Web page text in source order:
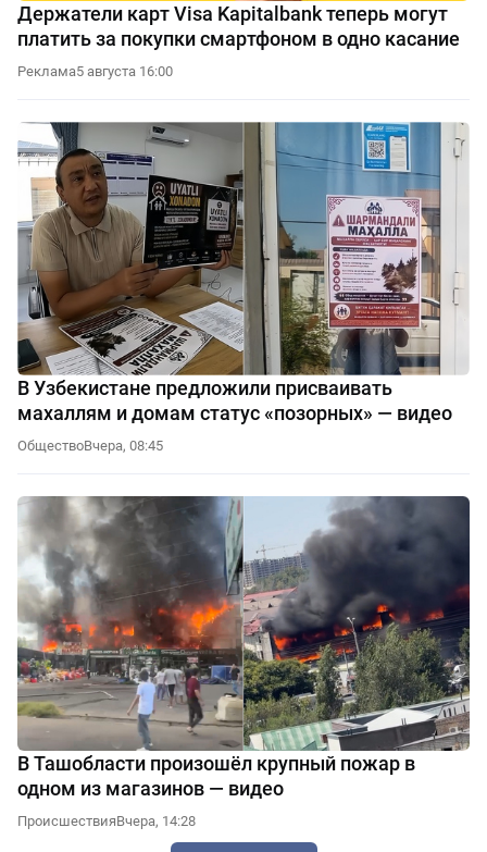
Держатели карт Visa Kapitalbank теперь могут
платить за покупки смартфоном в одно касание
Реклама5 августа 16:00
В Узбекистане предложили присваивать
махаллям и домам статус «позорных» — видео
ОбществоВчера, 08:45
В Ташобласти произошёл крупный пожар в
одном из магазинов — видео
ПроисшествияВчера, 14:28